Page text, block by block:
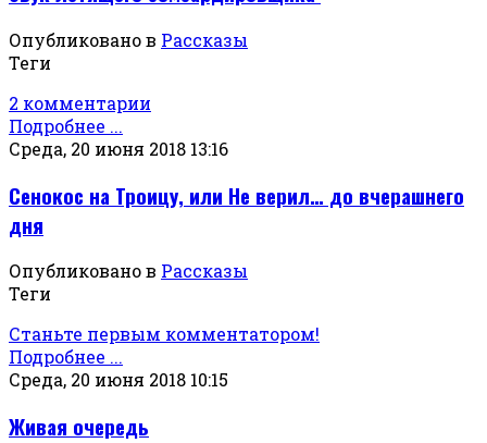
Опубликовано в Рассказы
Теги
2 комментарии
Подробнее ...
Среда, 20 июня 2018 13:16
Сенокос на Троицу, или Не верил… до вчерашнего
дня
Опубликовано в Рассказы
Теги
Станьте первым комментатором!
Подробнее ...
Среда, 20 июня 2018 10:15
Живая очередь